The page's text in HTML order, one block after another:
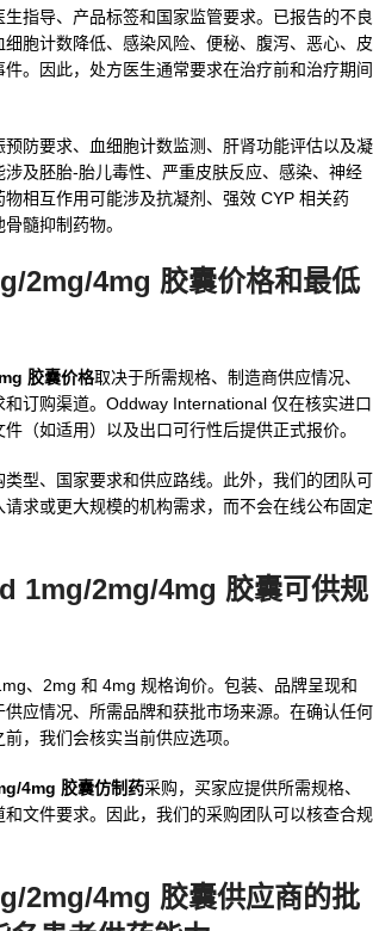
指导、产品标签和国家监管要求。已报告的不良
胞计数降低、感染风险、便秘、腹泻、恶心、皮
。因此，处方医生通常要求在治疗前和治疗期间
防要求、血细胞计数监测、肝肾功能评估以及凝
涉及胚胎-胎儿毒性、严重皮肤反应、感染、神经
相互作用可能涉及抗凝剂、强效 CYP 相关药
髓抑制药物。
2mg/4mg 胶囊价格和最低
胶囊价格取决于所需规格、制造商供应情况、
和订购渠道。Oddway International 仅在核实进口
（如适用）以及出口可行性后提供正式报价。
型、国家要求和供应路线。此外，我们的团队可
求或更大规模的机构需求，而不会在线公布固定
1mg/2mg/4mg 胶囊可供规
、2mg 和 4mg 规格询价。包装、品牌呈现和
应情况、所需品牌和获批市场来源。在确认任何
，我们会核实当前供应选项。
4mg 胶囊仿制药采购，买家应提供所需规格、
和文件要求。因此，我们的采购团队可以核查合规
2mg/4mg 胶囊供应商的批